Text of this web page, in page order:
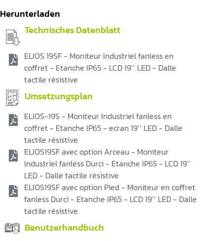
Herunterladen
Technisches Datenblatt
ELIOS 19SF - Moniteur Industriel fanless en
coffret - Etanche IP65 - LCD 19’’ LED - Dalle
tactile résistive
Umsetzungsplan
ELIOS-19S - Moniteur Industriel fanless en
coffret - Etanche IP65 - ecran 19’’ LED - Dalle
tactile résistive
ELIOS19SF avec option Arceau - Moniteur
Industriel fanless Durci - Etanche IP65 - LCD 19’’
LED - Dalle tactile résistive
ELIOS19SF avec option Pied - Moniteur en coffret
fanless Durci - Etanche IP65 - LCD 19’’ LED - Dalle
tactile résistive
Benutzerhandbuch